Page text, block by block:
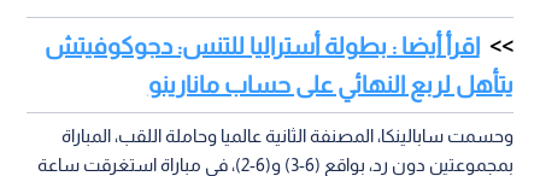
اقرأ أيضا : بطولة أستراليا للتنس: دجوكوفيتش
يتأهل لربع النهائي على حساب مانارينو
وحسمت سابالينكا، المصنفة الثانية عالميا وحاملة اللقب، المباراة
بمجموعتين دون رد، بواقع (6-3) و(6-2)، في مباراة استغرقت ساعة